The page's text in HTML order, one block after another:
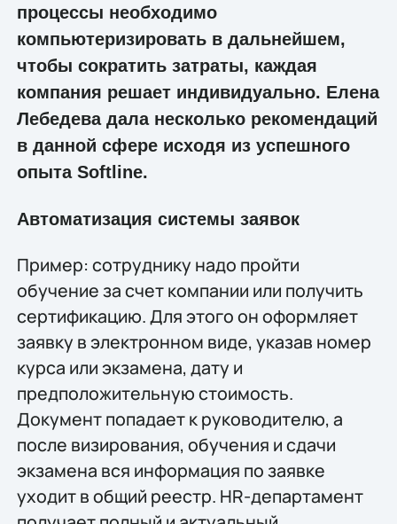
процессы необходимо
компьютеризировать в дальнейшем,
чтобы сократить затраты, каждая
компания решает индивидуально. Елена
Лебедева дала несколько рекомендаций
в данной сфере исходя из успешного
опыта Softline.
Автоматизация системы заявок
Пример: сотруднику надо пройти
обучение за счет компании или получить
сертификацию. Для этого он оформляет
заявку в электронном виде, указав номер
курса или экзамена, дату и
предположительную стоимость.
Документ попадает к руководителю, а
после визирования, обучения и сдачи
экзамена вся информация по заявке
уходит в общий реестр. HR-департамент